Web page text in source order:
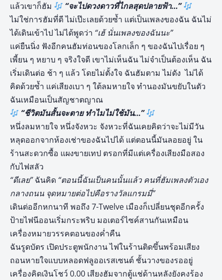
แล้วเขาก็ฮัม
“จะไปดวงดาวที่ไกลสุดปลายฟ้า…”
ไม่ใช่การฮัมที่ดี ไม่เป๊ะเลยด้วยซ้ำ แต่เป็นเพลงของฉัน ฉันไม่
ได้เดินเข้าไป ไม่ได้พูดว่า “เฮ้ นั่นเพลงของฉันนะ”
แค่ยืนนิ่ง ฟังอีกคนฮัมท่อนของโลกเล็ก ๆ ของฉันไปเรื่อย ๆ
เพี้ยน ๆ หยาบ ๆ จริงใจดี เขาไม่เห็นฉัน ไม่จำเป็นต้องเห็น ฉัน
เริ่มเดินต่อ ช้า ๆ แล้ว โดยไม่ตั้งใจ ฉันฮัมตาม ไม่ดัง ไม่ได้
คิดด้วยซ้ำ แค่เสียงเบา ๆ ใต้ลมหายใจ ทำนองมันขยับในตัว
ฉันเหมือนเป็นสัญชาตญาณ
“ชีวิตมันสั้นจะตาย ทำไมไม่ใช้มัน…”
หนึ่งลมหายใจ หนึ่งจังหวะ จังหวะที่ฉันเคยคิดว่าจะไม่มีวัน
หลุดออกจากห้องเช่าของฉันไปได้ แต่ตอนนี้มันลอยอยู่ ใน
ร้านสะดวกซื้อ แผงขายเทป ตรอกที่มีแต่เครื่องเสียงมือสอง
กับไฟสลัว
“ดีเลย”ฉันคิด “ตอนนี้ฉันเป็นคนนั้นแล้ว คนที่ฮัมเพลงตัวเอง
กลางถนน จุดหมายต่อไปคือรางวัลแกรมมี่”
เดินต่ออีกหกนาที พอถึง 7-Twelve เมืองก็เปลี่ยนชุดอีกครั้ง
ป้ายไฟนีออนเริ่มกระพริบ มอเตอร์ไซค์สานกันเหมือน
เครื่องหมายวรรคตอนของค่ำคืน
ฉันรูดบัตร เปิดประตูพนักงาน ไฟในร้านติดขึ้นพร้อมเสียง
ถอนหายใจแบบหลอดฟลูออเรสเซนต์ ชั้นวางของรออยู่
เครื่องคิดเงินโชว์ 0.00 เสียงฮัมจากตู้แช่ด้านหลังยังคงร้อง